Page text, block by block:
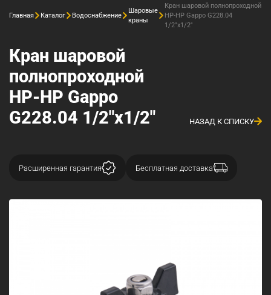
Главная Каталог Водоснабжение
Шаровые
краны
Кран шаровой полнопроходной
НР-НР Gappo G228.04
1/2"x1/2"
Кран шаровой
полнопроходной
НР-НР Gappo
G228.04 1/2"x1/2"
НАЗАД К СПИСКУ
Расширенная гарантия Бесплатная доставка